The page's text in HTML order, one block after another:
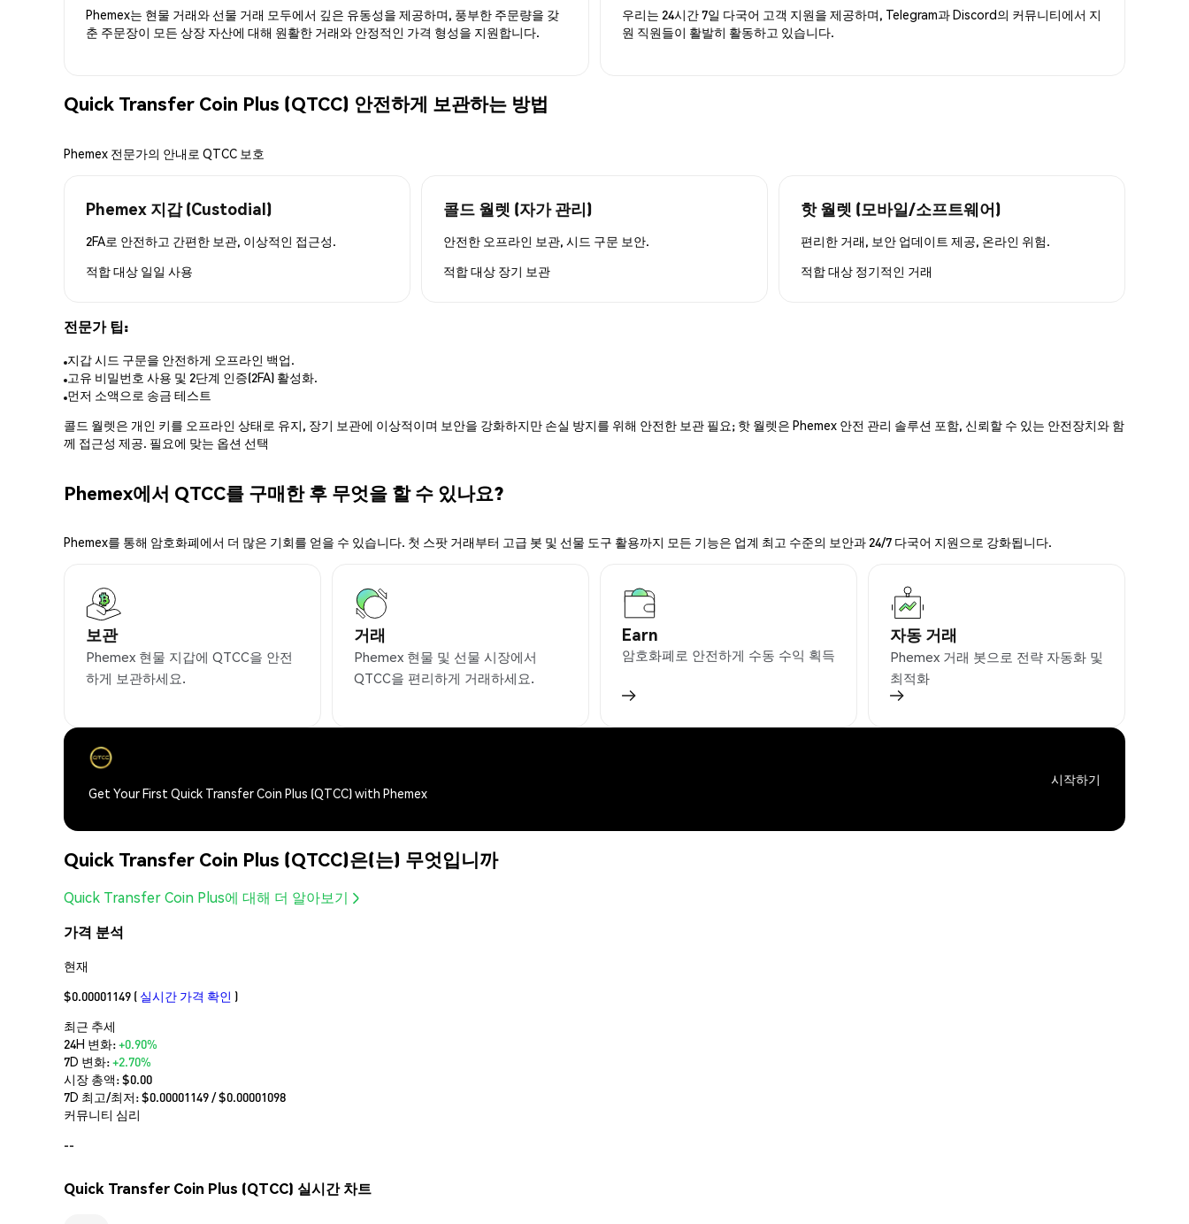
Phemex는 현물 거래와 선물 거래 모두에서 깊은 유동성을 제공하며, 풍부한 주문량을 갖
춘 주문장이 모든 상장 자산에 대해 원활한 거래와 안정적인 가격 형성을 지원합니다.
우리는 24시간 7일 다국어 고객 지원을 제공하며, Telegram과 Discord의 커뮤니티에서 지
원 직원들이 활발히 활동하고 있습니다.
Quick Transfer Coin Plus (QTCC) 안전하게 보관하는 방법
Phemex 전문가의 안내로 QTCC 보호
Phemex 지갑 (Custodial)
2FA로 안전하고 간편한 보관, 이상적인 접근성.
적합 대상 일일 사용
콜드 월렛 (자가 관리)
안전한 오프라인 보관, 시드 구문 보안.
적합 대상 장기 보관
핫 월렛 (모바일/소프트웨어)
편리한 거래, 보안 업데이트 제공, 온라인 위험.
적합 대상 정기적인 거래
전문가 팁:
지갑 시드 구문을 안전하게 오프라인 백업.
고유 비밀번호 사용 및 2단계 인증(2FA) 활성화.
먼저 소액으로 송금 테스트
콜드 월렛은 개인 키를 오프라인 상태로 유지, 장기 보관에 이상적이며 보안을 강화하지만 손실 방지를 위해 안전한 보관 필요; 핫 월렛은 Phemex 안전 관리 솔루션 포함, 신뢰할 수 있는 안전장치와 함
께 접근성 제공. 필요에 맞는 옵션 선택
Phemex에서 QTCC를 구매한 후 무엇을 할 수 있나요?
Phemex를 통해 암호화폐에서 더 많은 기회를 얻을 수 있습니다. 첫 스팟 거래부터 고급 봇 및 선물 도구 활용까지 모든 기능은 업계 최고 수준의 보안과 24/7 다국어 지원으로 강화됩니다.
보관
Phemex 현물 지갑에 QTCC을 안전
하게 보관하세요.
거래
Phemex 현물 및 선물 시장에서
QTCC을 편리하게 거래하세요.
Earn
암호화폐로 안전하게 수동 수익 획득
자동 거래
Phemex 거래 봇으로 전략 자동화 및
최적화
Get Your First Quick Transfer Coin Plus (QTCC) with Phemex
시작하기
Quick Transfer Coin Plus (QTCC)은(는) 무엇입니까
Quick Transfer Coin Plus에 대해 더 알아보기
가격 분석
현재
$0.00001149 ( 실시간 가격 확인 )
최근 추세
24H 변화:+0.90%
7D 변화:+2.70%
시장 총액:$0.00
7D 최고/최저: $0.00001149/ $0.00001098
커뮤니티 심리
--
Quick Transfer Coin Plus (QTCC) 실시간 차트